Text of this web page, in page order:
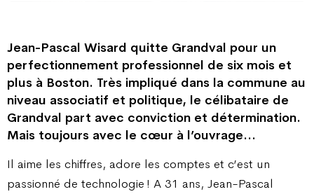
Jean-Pascal Wisard quitte Grandval pour un
perfectionnement professionnel de six mois et
plus à Boston. Très impliqué dans la commune au
niveau associatif et politique, le célibataire de
Grandval part avec conviction et détermination.
Mais toujours avec le cœur à l’ouvrage…
Il aime les chiffres, adore les comptes et c’est un
passionné de technologie ! A 31 ans, Jean-Pascal